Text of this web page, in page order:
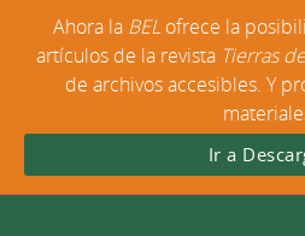
Ahora la BEL ofrece la
artículos de la revista Tierras
de archivos accesibles. Y
Ir a